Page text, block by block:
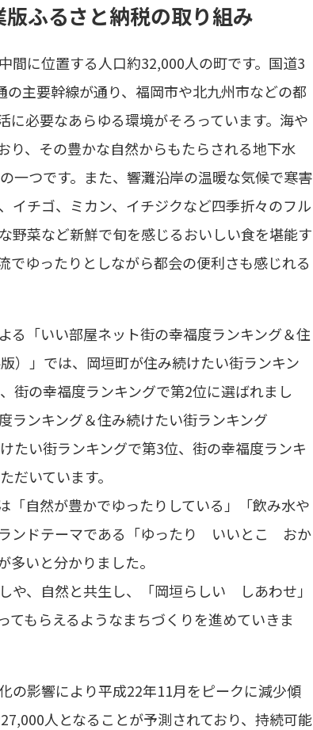
ふるさと納税の取り組み
間に位置する人口約32,000人の町です。国道3
主要幹線が通り、福岡市や北九州市などの都
に必要なあらゆる環境がそろっています。海や
り、その豊かな自然からもたらされる地下水
一つです。また、響灘沿岸の温暖な気候で寒害
イチゴ、ミカン、イチジクなど四季折々のフル
野菜など新鮮で旬を感じるおいしい食を堪能す
でゆったりとしながら都会の便利さも感じれる
る「いい部屋ネット街の幸福度ランキング＆住
）」では、岡垣町が住み続けたい街ランキン
街の幸福度ランキングで第2位に選ばれまし
ランキング＆住み続けたい街ランキング
たい街ランキングで第3位、街の幸福度ランキ
だいています。
「自然が豊かでゆったりしている」「飲み水や
ンドテーマである「ゆったり いいとこ おか
いと分かりました。
や、自然と共生し、「岡垣らしい しあわせ」
てもらえるようなまちづくりを進めていきま
の影響により平成22年11月をピークに減少傾
人となることが予測されており、持続可能